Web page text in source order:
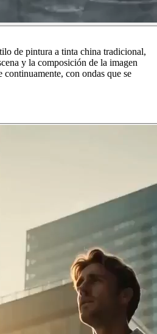
de pintura a tinta china tradicional,
y la composición de la imagen
con ondas que se